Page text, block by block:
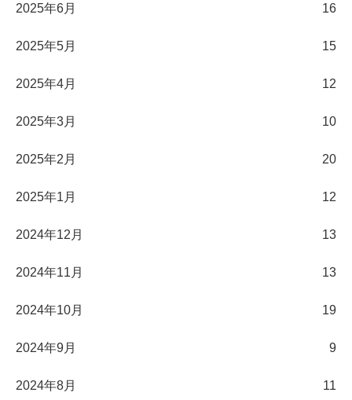
2025年6月 16
2025年5月 15
2025年4月 12
2025年3月 10
2025年2月 20
2025年1月 12
2024年12月 13
2024年11月 13
2024年10月 19
2024年9月 9
2024年8月 11